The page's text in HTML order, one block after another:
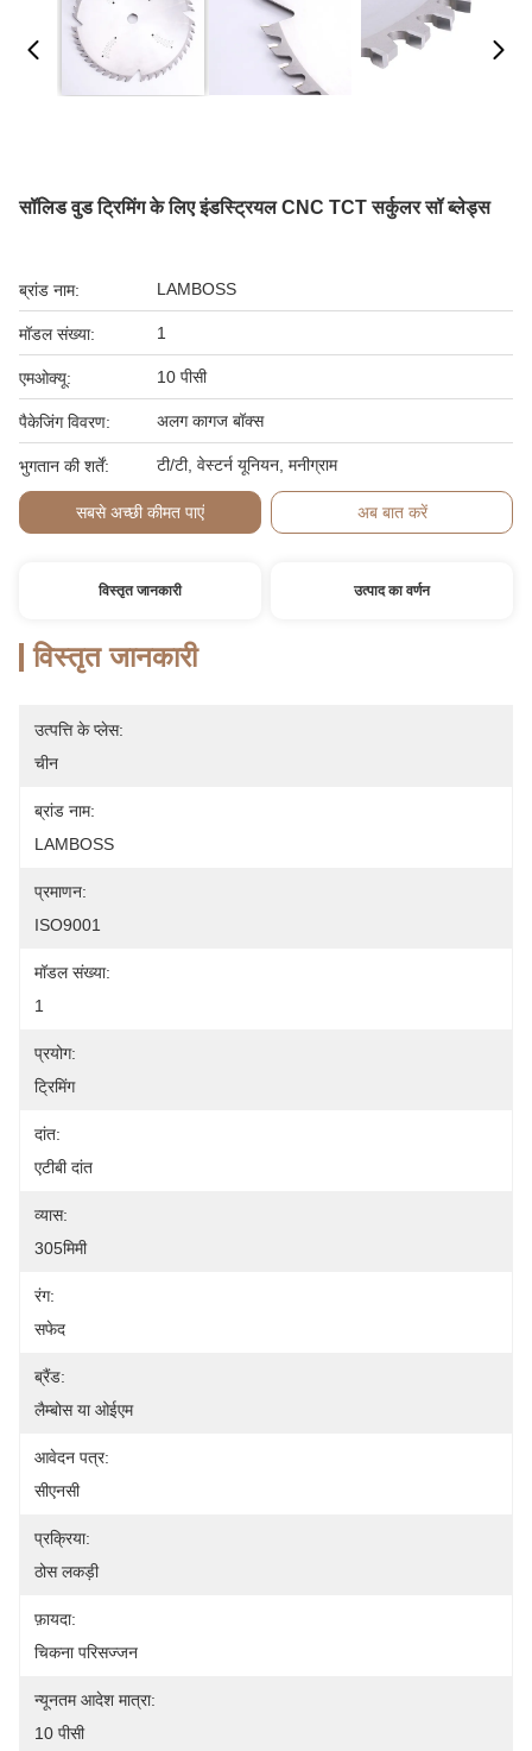
सॉलिड वुड ट्रिमिंग के लिए इंडस्ट्रियल CNC TCT सर्कुलर सॉ ब्लेड्स
ब्रांड नाम: LAMBOSS
मॉडल संख्या: 1
एमओक्यू: 10 पीसी
पैकेजिंग विवरण: अलग कागज बॉक्स
भुगतान की शर्तें: टी/टी, वेस्टर्न यूनियन, मनीग्राम
सबसे अच्छी कीमत पाएं अब बात करें
विस्तृत जानकारी उत्पाद का वर्णन
विस्तृत जानकारी
उत्पत्ति के प्लेस:
चीन
ब्रांड नाम:
LAMBOSS
प्रमाणन:
ISO9001
मॉडल संख्या:
1
प्रयोग:
ट्रिमिंग
दांत:
एटीबी दांत
व्यास:
305मिमी
रंग:
सफेद
ब्रैंड:
लैम्बोस या ओईएम
आवेदन पत्र:
सीएनसी
प्रक्रिया:
ठोस लकड़ी
फ़ायदा:
चिकना परिसज्जन
न्यूनतम आदेश मात्रा:
10 पीसी